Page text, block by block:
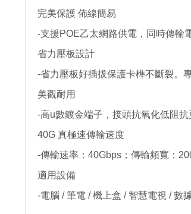
完美保護 佈線簡易
-支援POE乙太網路供電，同時傳輸
省力壓板設計
-省力壓板好插拔保護卡榫不斷裂。
美觀耐用
-高u數鍍金端子，接頭抗氧化低阻抗
40G 真極速傳輸速度
-傳輸速率：40Gbps；傳輸頻寬：
適用設備
-電腦 / 筆電 / 機上盒 / 智慧電視 / 數